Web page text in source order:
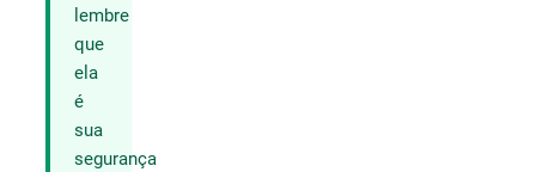
lembre
que
ela
é
sua
segurança